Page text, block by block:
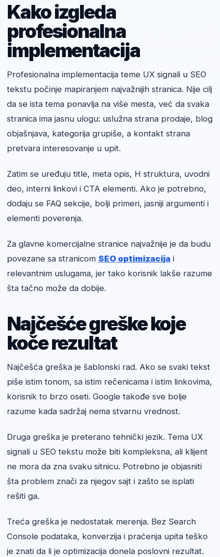
Kako izgleda
profesionalna
implementacija
Profesionalna implementacija teme UX signali u SEO
tekstu počinje mapiranjem najvažnijih stranica. Nije cilj
da se ista tema ponavlja na više mesta, već da svaka
stranica ima jasnu ulogu: uslužna strana prodaje, blog
objašnjava, kategorija grupiše, a kontakt strana
pretvara interesovanje u upit.
Zatim se uređuju title, meta opis, H struktura, uvodni
deo, interni linkovi i CTA elementi. Ako je potrebno,
dodaju se FAQ sekcije, bolji primeri, jasniji argumenti i
elementi poverenja.
Za glavne komercijalne stranice najvažnije je da budu
povezane sa stranicom SEO optimizacija i
relevantnim uslugama, jer tako korisnik lakše razume
šta tačno može da dobije.
Najčešće greške koje
koče rezultat
Najčešća greška je šablonski rad. Ako se svaki tekst
piše istim tonom, sa istim rečenicama i istim linkovima,
korisnik to brzo oseti. Google takođe sve bolje
razume kada sadržaj nema stvarnu vrednost.
Druga greška je preterano tehnički jezik. Tema UX
signali u SEO tekstu može biti kompleksna, ali klijent
ne mora da zna svaku sitnicu. Potrebno je objasniti
šta problem znači za njegov sajt i zašto se isplati
rešiti ga.
Treća greška je nedostatak merenja. Bez Search
Console podataka, konverzija i praćenja upita teško
je znati da li je optimizacija donela poslovni rezultat.